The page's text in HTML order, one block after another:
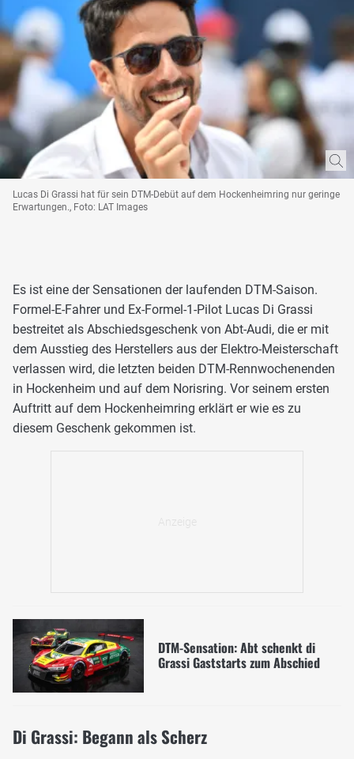
Lucas Di Grassi hat für sein DTM-Debüt auf dem Hockenheimring nur geringe
Erwartungen., Foto: LAT Images
Es ist eine der Sensationen der laufenden DTM-Saison.
Formel-E-Fahrer und Ex-Formel-1-Pilot Lucas Di Grassi
bestreitet als Abschiedsgeschenk von Abt-Audi, die er mit
dem Ausstieg des Herstellers aus der Elektro-Meisterschaft
verlassen wird, die letzten beiden DTM-Rennwochenenden
in Hockenheim und auf dem Norisring. Vor seinem ersten
Auftritt auf dem Hockenheimring erklärt er wie es zu
diesem Geschenk gekommen ist.
DTM-Sensation: Abt schenkt di
Grassi Gaststarts zum Abschied
Di Grassi: Begann als Scherz